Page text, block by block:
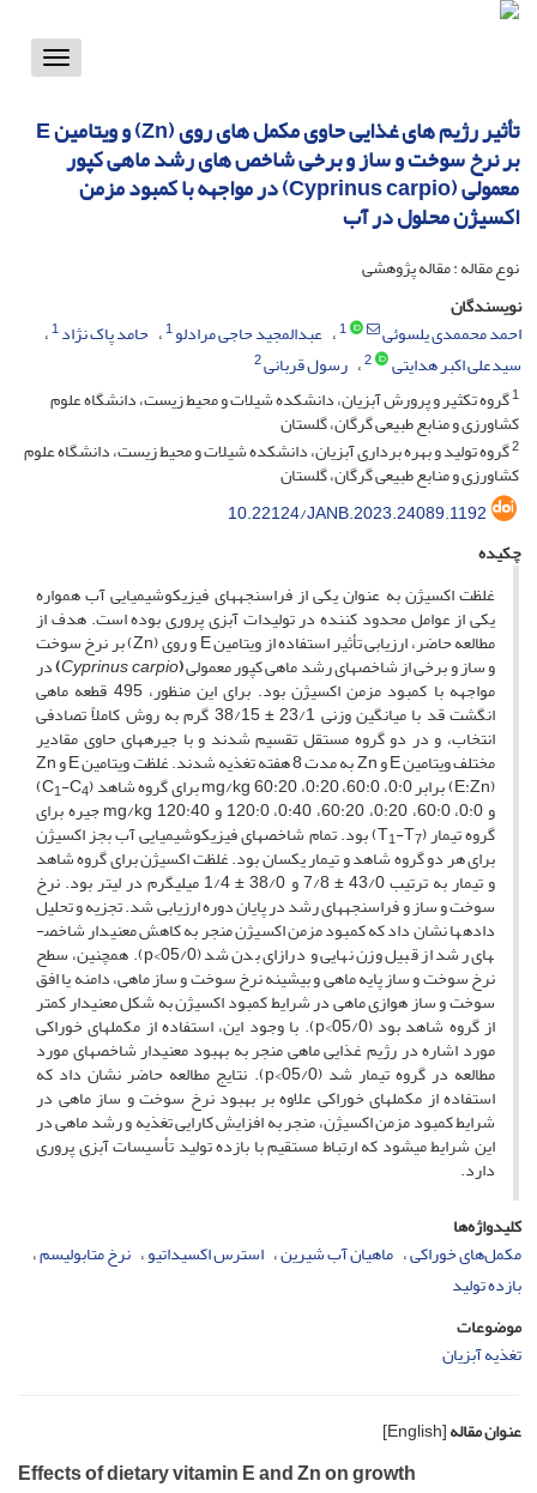
Toggle
تأثیر رژیم های غذایی حاوی مکمل های روی (Zn) و ویتامین E
بر نرخ سوخت و ساز و برخی شاخص های رشد ماهی کپور
معمولی (Cyprinus carpio) در مواجهه با کمبود مزمن
اکسیژن محلول در آب
نوع مقاله : مقاله پژوهشی
نویسندگان
احمد محممدی یلسوئی
1 عبدالمجید حاجی مرادلو1 حامد پاک نژاد1
سیدعلی اکبر هدایتی 2 رسول قربانی2
1گروه تکثیر و پرورش آبزیان، دانشکده شیلات و محیط زیست، دانشگاه علوم
کشاورزی و منابع طبیعی گرگان، گلستان
2گروه تولید و بهره برداری آبزیان، دانشکده شیلات و محیط زیست، دانشگاه علوم
کشاورزی و منابع طبیعی گرگان، گلستان
10.22124/JANB.2023.24089.1192
چکیده
غلظت اکسیژن به عنوان یکی از فراسنجه­های فیزیکوشیمیایی آب همواره
یکی از عوامل محدود کننده در تولیدات آبزی پروری بوده است. هدف از
مطالعه حاضر، ارزیابی تأثیر استفاده از ویتامین E و روی (Zn) بر نرخ سوخت
و ساز و برخی از شاخص­های رشد ماهی کپور معمولی(
Cyprinuscarpio
)در
مواجهه با کمبود مزمن اکسیژن بود. برای این منظور، 495 قطعه ماهی
انگشت قد با میانگین وزنی 23/1 ± 38/15 گرم به روش کاملاً تصادفی
انتخاب، و در دو گروه مستقل تقسیم شدند و با جیره­های حاوی مقادیر
مختلف ویتامین E و Zn به مدت 8 هفته تغذیه شدند. غلظت ویتامین E و Zn
(E:Zn) برابر 0:0، 60:0، 0:20، 60:20 mg/kg برای گروه شاهد (C 1-C4
)
و 0:0، 60:0، 0:20، 60:20، 0:40، 120:0 و 120:40 mg/kg جیره برای
گروه تیمار (T 1-T7 ) بود. تمام شاخص­های فیزیکوشیمیایی آب بجز اکسیژن
برای هر دو گروه شاهد و تیمار یکسان بود. غلظت اکسیژن برای گروه شاهد
و تیمار به ترتیب 43/0 ± 7/8 و 38/­0 ± 1/4 میلی­گرم در لیتر بود. نرخ
سوخت و ساز و فراسنجه­های رشد در پایان دوره ارزیابی شد. تجزیه و تحلیل
داده­ها نشان داد که کمبود مزمن اکسیژن منجر به کاهش معنی­دار شاخص­
های رشد از قبیل وزن نهایی و درازای بدن شد (05/0>p). هم­چنین، سطح
نرخ سوخت و ساز پایه ماهی و بیشینه نرخ سوخت و ساز ماهی، دامنه یا افق
سوخت و ساز هوازی ماهی در شرایط کمبود اکسیژن به شکل معنی­دار کمتر
از گروه شاهد بود (05/0>p). با وجود این، استفاده از مکمل­های خوراکی
مورد اشاره در رژیم غذایی ماهی منجر به بهبود معنی­دار شاخص­های مورد
مطالعه در گروه تیمار شد (05/0>p). نتایج مطالعه حاضر نشان داد که
استفاده از مکمل­های خوراکی علاوه بر بهبود نرخ سوخت و ساز ماهی در
شرایط کمبود مزمن اکسیژن، منجر به افزایش کارایی تغذیه و رشد ماهی در
این شرایط می­شود که ارتباط مستقیم با بازده تولید تأسیسات آبزی پروری
دارد.
کلیدواژه‌ها
مکمل‌های خوراکی ماهیان آب شیرین استرس اکسیداتیو نرخ متابولیسم
بازده تولید
موضوعات
تغذیه آبزیان
عنوان مقاله[English]
Effects of dietary vitamin E and Zn on growth